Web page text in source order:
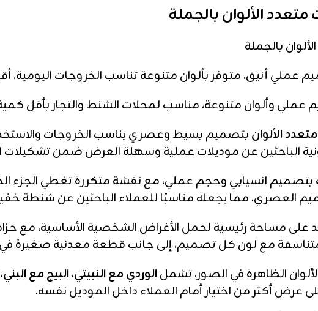
الألوان بالجملة
بالجملة
متوفر بألوان متنوعة تناسب الخروجات اليومية. أقل كمية للجملة
متنوعة، مناسب لمحلات الشنط والتجار بأقل كمية للجملة تبدأ من
الألوان بتصميم بسيط وعصري يناسب الخروجات
الباحثين عن موديلات عملية وسهلة العرض ضمن تشكيلات
بتصميم انسيابي وحجم عملي، مع نقشة متكررة تغطي الجزء
مما يجعله مناسبًا للعملاء الباحثين عن شنطة
مساحة رئيسية لحمل الأغراض الشخصية الأساسية، مع
متناسقة مع لون كل تصميم، إلى جانب قطعة معدنية صغيرة
الظاهرة في الصور، تشملالوردي مع النبيتي، البيج مع
عرض أكثر من اختيار أمام العملاء داخل الموديل نفسه.